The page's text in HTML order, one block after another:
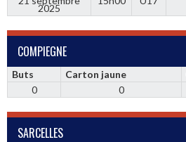
2025
COMPIEGNE
Buts Carton jaune
0
0
SARCELLES